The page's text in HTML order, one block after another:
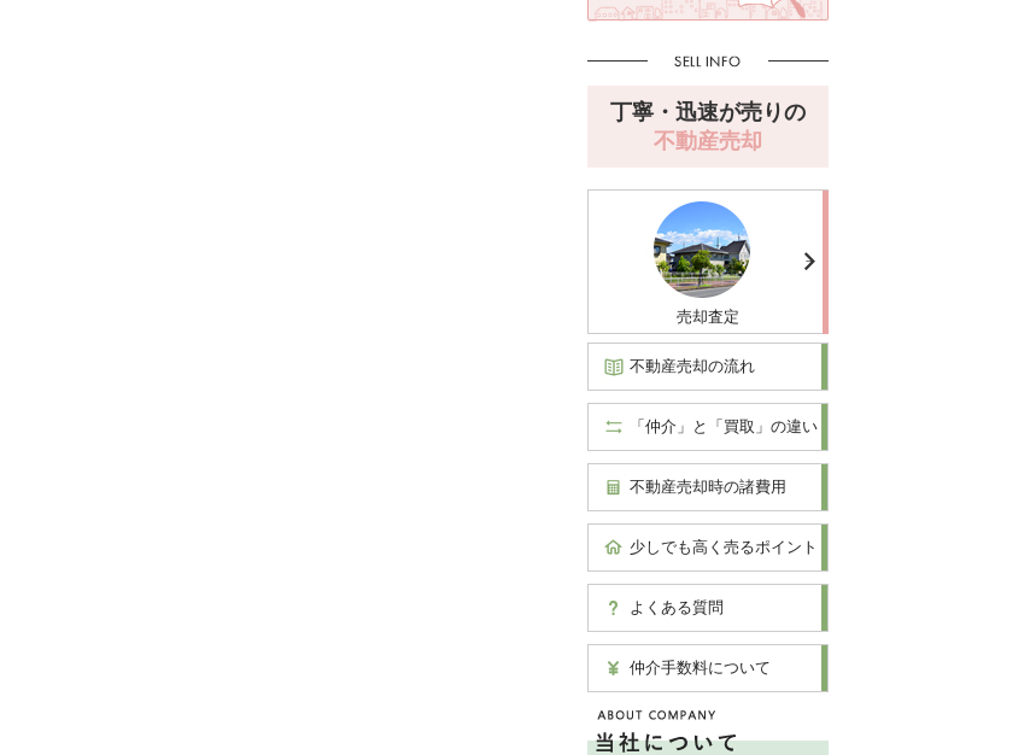
丁寧・迅速が売りの
不動産売却
売却査定
不動産売却の流れ
「仲介」と「買取」の違い
不動産売却時の諸費用
少しでも高く売るポイント
よくある質問
仲介手数料について